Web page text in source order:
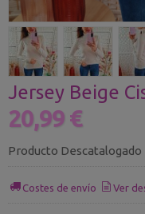
Jersey Beige
20,99 €
Producto Descatalogado
Costes de envío Ver